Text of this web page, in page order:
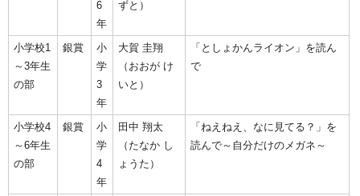
6
年
ずと）
小学校1
～3年生
の部
銀賞
小
学
3
年
大賀 圭翔
（おおが け
いと）
「としょかんライオン」を読ん
で
小学校4
～6年生
の部
銀賞
小
学
4
年
田中 翔太
（たなか し
ょうた）
「ねえねえ、なに見てる？」を
読んで～自分だけのメガネ～